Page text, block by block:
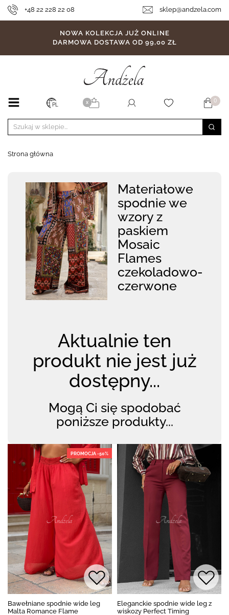
+48 22 228 22 08 sklep@andzela.com
NOWA KOLEKCJA JUŻ ONLINE
DARMOWA DOSTAWA OD 99,00 ZŁ
PL X 0
Strona główna
Materiałowe
spodnie we
wzory z
paskiem
Mosaic
Flames
czekoladowo-
czerwone
Aktualnie ten
produkt nie jest już
dostępny...
Mogą Ci się spodobać
poniższe produkty...
PROMOCJA -50%
Bawełniane spodnie wide leg
Malta Romance Flame
Eleganckie spodnie wide leg z
wiskozy Perfect Timing